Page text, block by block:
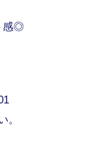
感◎
。